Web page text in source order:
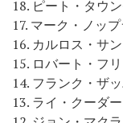
18. ピート・タウ
17. マーク・ノッ
16. カルロス・サ
15. ロバート・フ
14. フランク・ザ
13. ライ・クーダー